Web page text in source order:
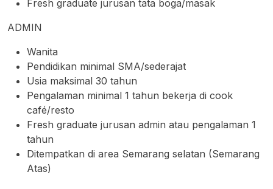
Fresh graduate jurusan tata boga/masak
ADMIN
Wanita
Pendidikan minimal SMA/sederajat
Usia maksimal 30 tahun
Pengalaman minimal 1 tahun bekerja di cook
café/resto
Fresh graduate jurusan admin atau pengalaman 1
tahun
Ditempatkan di area Semarang selatan (Semarang
Atas)